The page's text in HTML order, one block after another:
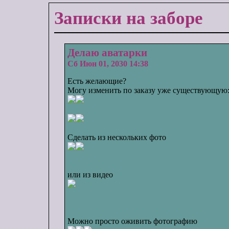
Записки на заборе
Делаю аватарки
Сб Июн 01, 2030 14:38
Есть желающие?
Могу изменить по заказу уже существующую:
Сделать из нескольких фото
или из видео
Можно просто оживить фотографию